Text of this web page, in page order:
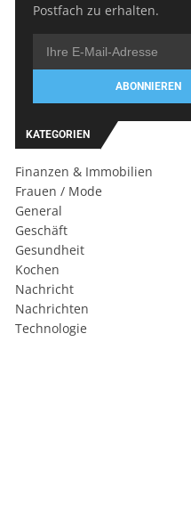
Postfach zu erhalten.
ABONNIEREN
KATEGORIEN
Finanzen & Immobilien
Frauen / Mode
General
Geschäft
Gesundheit
Kochen
Nachricht
Nachrichten
Technologie